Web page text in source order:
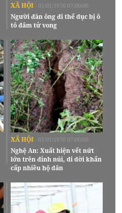
XÃ HỘI 01/01/1970 07:00:00
Người đàn ông đi thể dục bị ô
tô đâm tử vong
XÃ HỘI 01/01/1970 07:00:00
Nghệ An: Xuất hiện vết nứt
lớn trên đỉnh núi, di dời khẩn
cấp nhiều hộ dân